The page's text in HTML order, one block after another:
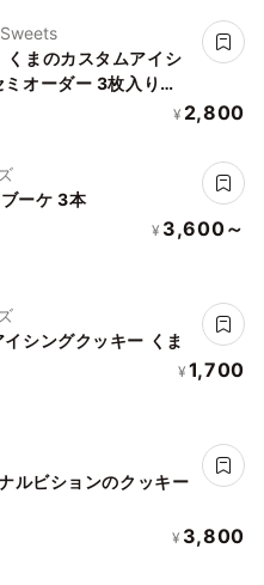
くまのカスタムアイシ
オーダー 3枚入り
】
¥ 2,800
ーケ 3本
¥ 3,600～
シングクッキー くま
¥ 1,700
ルビションのクッキー
¥ 3,800